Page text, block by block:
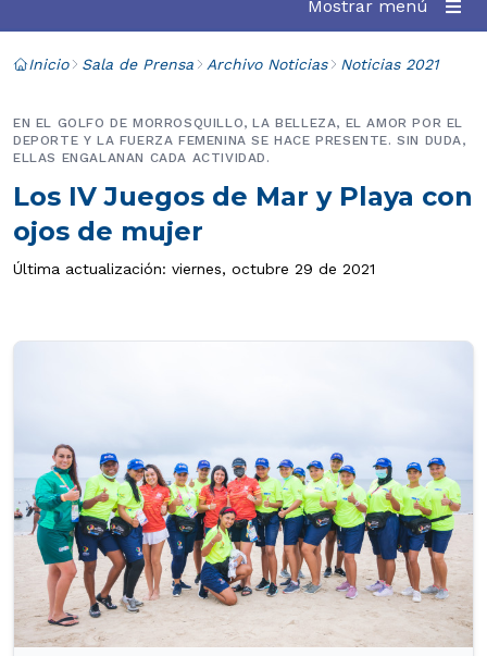
Mostrar menú
Inicio Sala de Prensa Archivo Noticias Noticias 2021
Los IV Juegos de Mar y Playa con
ojos de mujer
EN EL GOLFO DE MORROSQUILLO, LA BELLEZA, EL AMOR POR EL
DEPORTE Y LA FUERZA FEMENINA SE HACE PRESENTE. SIN DUDA,
ELLAS ENGALANAN CADA ACTIVIDAD.
Última actualización: viernes, octubre 29 de 2021